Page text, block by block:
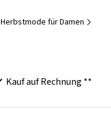
Herbstmode für Damen
Kauf auf Rechnung **